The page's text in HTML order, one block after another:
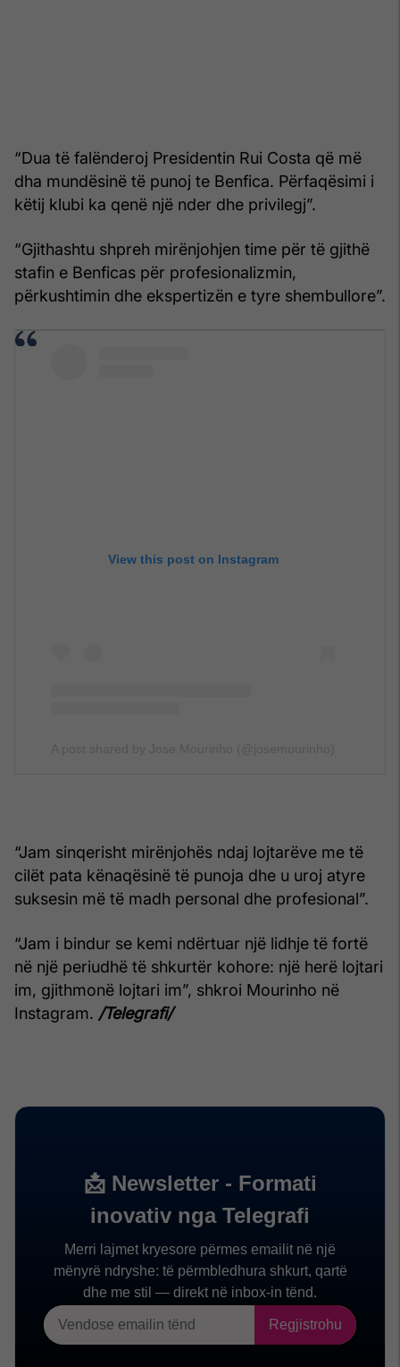
“Dua të falënderoj Presidentin Rui Costa që më
dha mundësinë të punoj te Benfica. Përfaqësimi i
këtij klubi ka qenë një nder dhe privilegj”.
“Gjithashtu shpreh mirënjohjen time për të gjithë
stafin e Benficas për profesionalizmin,
përkushtimin dhe ekspertizën e tyre shembullore”.
View this post on Instagram
“Jam sinqerisht mirënjohës ndaj lojtarëve me të
cilët pata kënaqësinë të punoja dhe u uroj atyre
suksesin më të madh personal dhe profesional”.
“Jam i bindur se kemi ndërtuar një lidhje të fortë
në një periudhë të shkurtër kohore: një herë lojtari
im, gjithmonë lojtari im”, shkroi Mourinho në
Instagram. /Telegrafi/